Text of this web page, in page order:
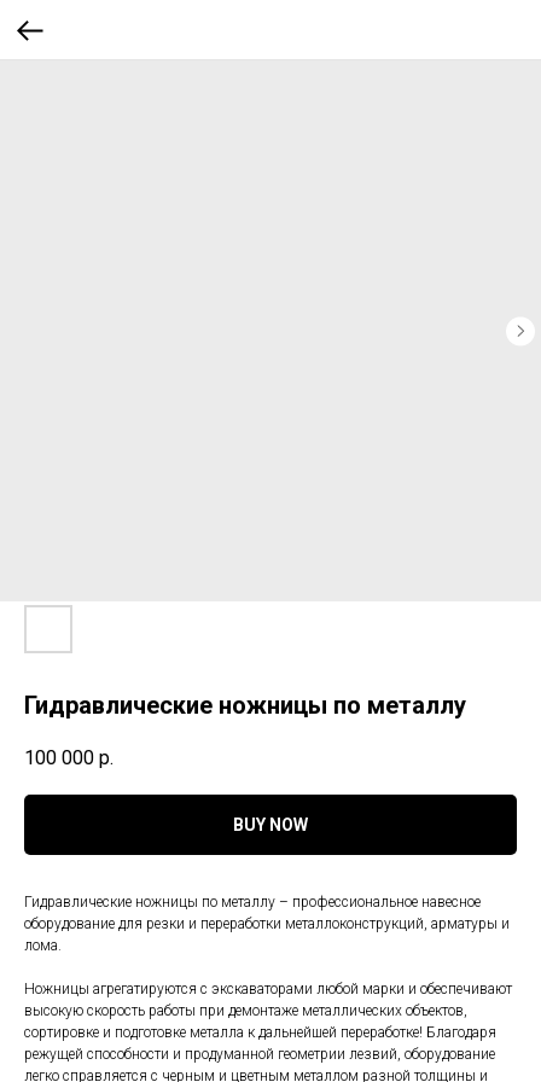
Гидравлические ножницы по металлу
100 000 р.
BUY NOW
Гидравлические ножницы по металлу – профессиональное навесное
оборудование для резки и переработки металлоконструкций, арматуры и
лома.
Ножницы агрегатируются с экскаваторами любой марки и обеспечивают
высокую скорость работы при демонтаже металлических объектов,
сортировке и подготовке металла к дальнейшей переработке! Благодаря
режущей способности и продуманной геометрии лезвий, оборудование
легко справляется с черным и цветным металлом разной толщины и